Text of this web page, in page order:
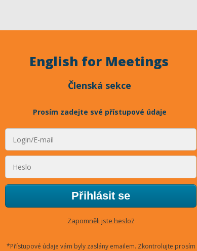
English for Meetings
Členská sekce
Prosím zadejte své přístupové údaje
Přihlásit se
Zapomněli jste heslo?
*Přístupové údaje vám byly zaslány emailem. Zkontrolujte prosím